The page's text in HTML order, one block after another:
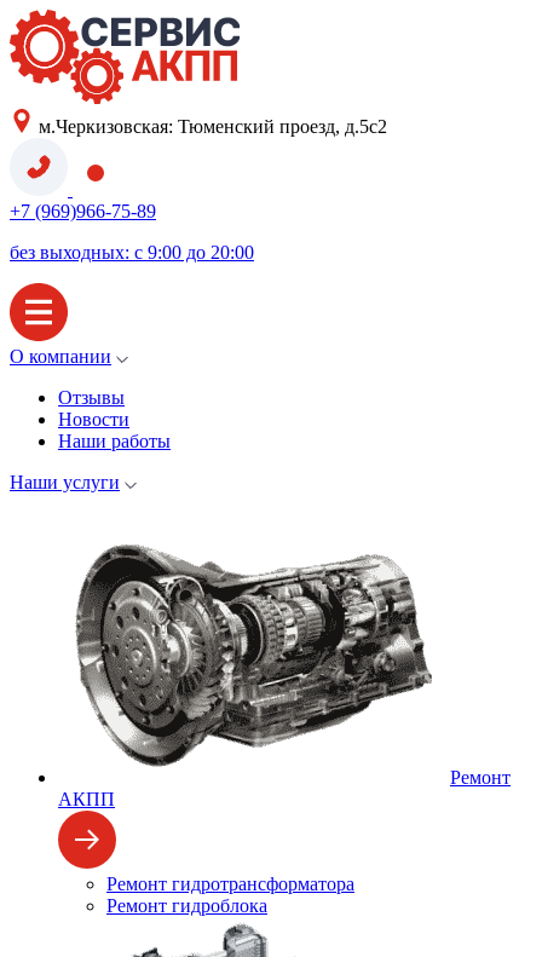
м.Черкизовская: Тюменский проезд, д.5с2
+7 (969)966-75-89
без выходных: с 9:00 до 20:00
О компании
Отзывы
Новости
Наши работы
Наши услуги
Ремонт
АКПП
Ремонт гидротрансформатора
Ремонт гидроблока